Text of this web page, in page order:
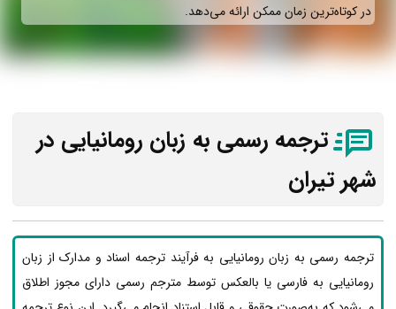
در کوتاه‌ترین زمان ممکن ارائه می‌دهد.
ترجمه رسمی به زبان رومانیایی در
شهر تیران
ترجمه رسمی به زبان رومانیایی به فرآیند ترجمه اسناد و مدارک از زبان
رومانیایی به فارسی یا بالعکس توسط مترجم رسمی دارای مجوز اطلاق